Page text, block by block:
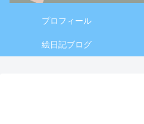
プロフィール
絵日記ブログ